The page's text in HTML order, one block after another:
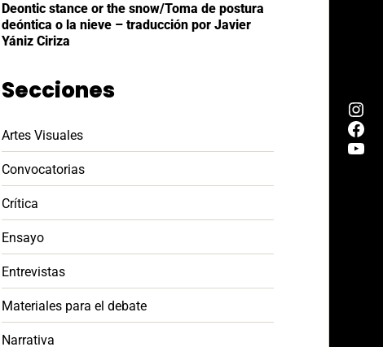
Deontic stance or the snow/Toma de postura
deóntica o la nieve – traducción por Javier
Yániz Ciriza
Secciones
Artes Visuales
Convocatorias
Crítica
Ensayo
Entrevistas
Materiales para el debate
Narrativa